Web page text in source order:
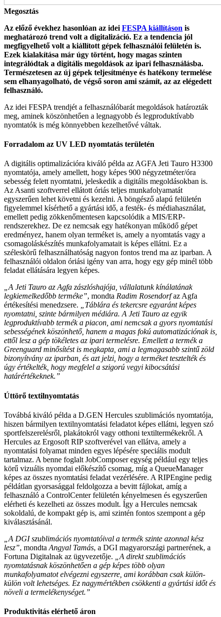
Megosztás
Az előző évekhez hasonlóan az idei FESPA kiállításon is
meghatározó trend volt a digitalizáció. Ez a tendencia jól
megfigyelhető volt a kiállított gépek felhasználói felületén is.
Ezek kialakítása már úgy történt, hogy magas szinten
integrálódtak a digitális megoldások az ipari felhasználásba.
Természetesen az új gépek teljesítménye és hatékony termelése
sem elhanyagolható, de végső soron ami számít, az az elégedett
felhasználó.
Az idei FESPA trendjét a felhasználóbarát megoldások határozták
meg, aminek köszönhetően a legnagyobb és legproduktívabb
nyomtatók is még könnyebben kezelhetővé váltak.
Forradalom az UV LED nyomtatás területén
A digitális optimalizációra kiváló példa az AGFA Jeti Tauro H3300
nyomtatója, amely amellett, hogy képes 900 négyzetméter/óra
sebesség felett nyomtatni, jeleskedik a digitális megoldásokban is.
Az Asanti szoftverrel ellátott óriás teljes munkafolyamatát
egyszerűen lehet követni és kezelni. A böngésző alapú felületén
figyelemmel kísérhető a gyártási idő, a festék- és médiahasználat,
emellett pedig zökkenőmentesen kapcsolódik a MIS/ERP-
rendszerekhez. De ez nemcsak egy hatékonyan működő gépet
eredményez, hanem olyan terméket is, amely a nyomtatás vagy a
csomagoláskészítés munkafolyamatait is képes ellátni. Ez a
széleskörű felhasználhatóság nagyon fontos trend ma az iparban. A
felhasználói oldalon óriási igény van arra, hogy egy gép minél több
feladat ellátására legyen képes.
„A Jeti Tauro az Agfa zászlóshajója, vállalatunk kínálatának
legkiemelkedőbb terméke”, mondta Radim Rosendorfaz Agfa
értékesítési menedzsere.
„Táblára és tekercsre egyaránt képes
nyomtatni, szinte bármilyen médiára. A Jeti Tauro az egyik
legproduktívabb termék a piacon, ami nemcsak a gyors nyomtatási
sebességének köszönhető, hanem a magas fokú automatizációnak is,
ettől lesz a gép tökéletes az ipari termelésre. Emellett a termék a
Greenguard minősítést is megkapta, ami a legmagasabb szintű zöld
bizonyítvány az iparban, és azt jelzi, hogy a terméket tesztelték és
úgy értékelték, hogy megfelel a szigorú vegyi kibocsátási
határértékeknek.”
Úttörő textilnyomtatás
Továbbá kiváló példa a D.GEN Hercules szublimációs nyomtatója,
hiszen bármilyen textilnyomtatási feladatot képes ellátni, legyen szó
sportfelszerelésről, plakátokról vagy otthoni textiltermékekről. A
Hercules az Ergosoft RIP szoftverével van ellátva, amely a
nyomtatási folyamat minden egyes lépésére speciális modult
tartalmaz. A benne foglalt JobComposer egység például egy teljes
körű vizuális nyomdai előkészítő csomag, míg a QueueManager
képes az összes nyomtatási feladat vezérlésére. A RIPEngine pedig
példátlan gyorsasággal feldolgozza a bevitt fájlokat, amíg a
felhasználó a ControlCenter felületén kényelmesen és egyszerűen
elérheti és kezelheti az összes modult. Így a Hercules nemcsak
sokoldalú, de kompakt gép is, ami szintén fontos szempont a gép
kiválasztásánál.
„A DGI szublimációs nyomtatóival a termék szinte azonnal kész
lesz”, mondta Angyal Tamás, a DGI magyarországi partnerének, a
Fortuna Digitalnak az ügyvezetője.
„A direkt szublimációs
nyomtatásnak köszönhetően a gép képes több olyan
munkafolyamatot elvégezni egyszerre, ami korábban csak külön-
külön volt lehetséges. Ez nagymértékben csökkenti a gyártási időt és
növeli a termelékenységet.”
Produktivitás elérhető áron